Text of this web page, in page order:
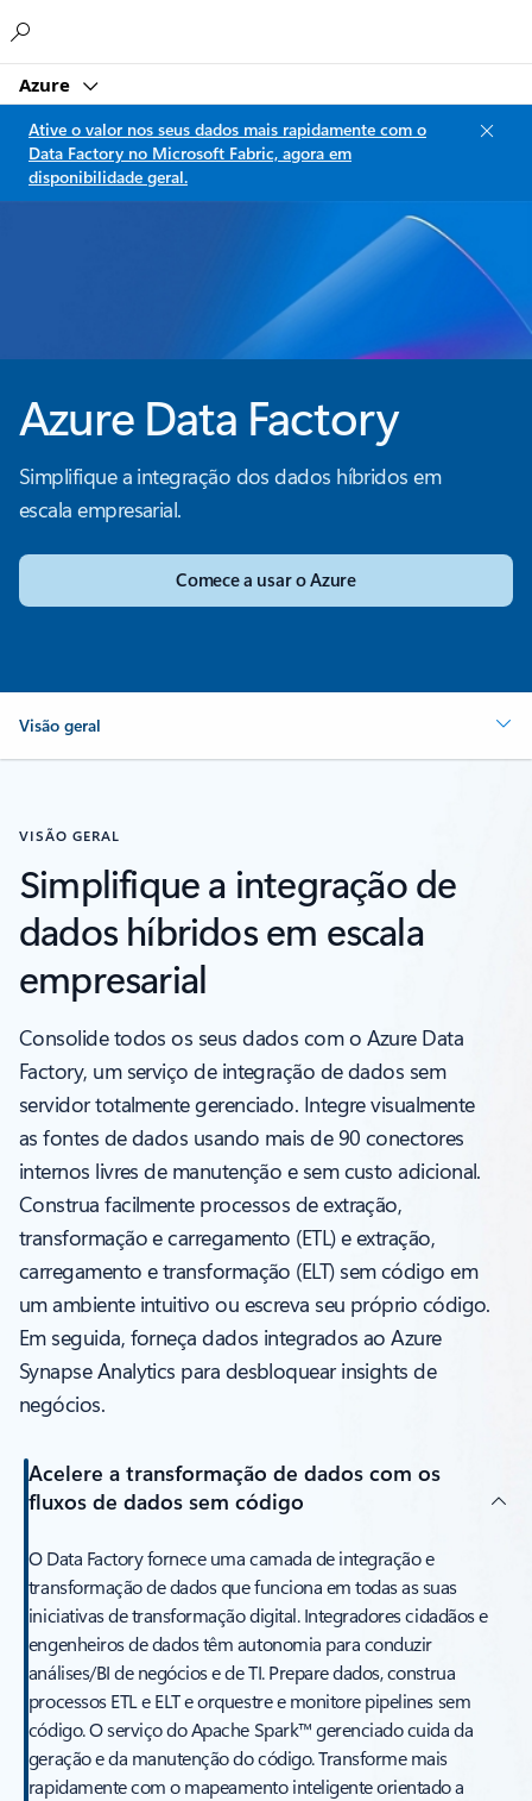
Azure
Ative o valor nos seus dados mais rapidamente com o
Data Factory no Microsoft Fabric, agora em
disponibilidade geral.
Azure Data Factory
Simplifique a integração dos dados híbridos em
escala empresarial.
Comece a usar o Azure
Visão geral
VISÃO GERAL
Simplifique a integração de
dados híbridos em escala
empresarial
Consolide todos os seus dados com o Azure Data
Factory, um serviço de integração de dados sem
servidor totalmente gerenciado. Integre visualmente
as fontes de dados usando mais de 90 conectores
internos livres de manutenção e sem custo adicional.
Construa facilmente processos de extração,
transformação e carregamento (ETL) e extração,
carregamento e transformação (ELT) sem código em
um ambiente intuitivo ou escreva seu próprio código.
Em seguida, forneça dados integrados ao Azure
Synapse Analytics para desbloquear insights de
negócios.
Acelere a transformação de dados com os
fluxos de dados sem código
O Data Factory fornece uma camada de integração e
transformação de dados que funciona em todas as suas
iniciativas de transformação digital. Integradores cidadãos e
engenheiros de dados têm autonomia para conduzir
análises/BI de negócios e de TI. Prepare dados, construa
processos ETL e ELT e orquestre e monitore pipelines sem
código. O serviço do Apache Spark™ gerenciado cuida da
geração e da manutenção do código. Transforme mais
rapidamente com o mapeamento inteligente orientado a